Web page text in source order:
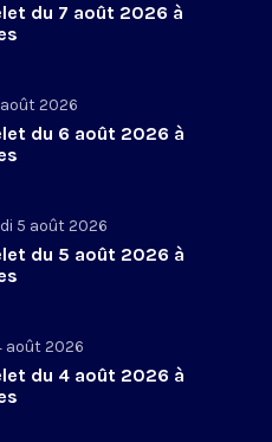
du 7 août 2026 à
2026
du 6 août 2026 à
5 août 2026
du 5 août 2026 à
août 2026
du 4 août 2026 à